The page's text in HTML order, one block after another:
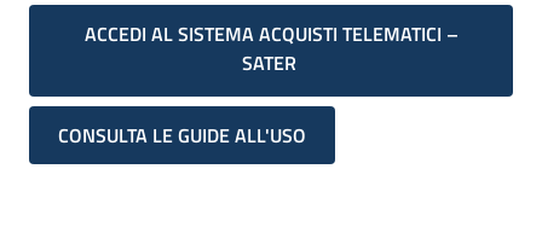
ACCEDI AL SISTEMA ACQUISTI TELEMATICI –
SATER
CONSULTA LE GUIDE ALL'USO